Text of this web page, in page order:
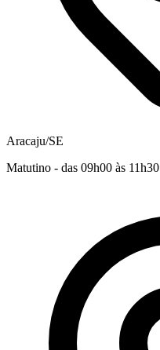
Aracaju/SE
Matutino - das 09h00 às 11h30